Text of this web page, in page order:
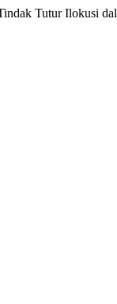
Tutur Ilokusi